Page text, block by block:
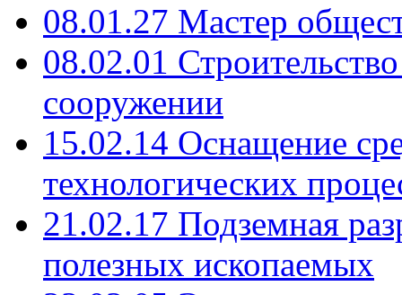
08.01.27 Мастер
08.02.01
сооружении
15.02.14 Оснащение
технологических
21.02.17 Подземная
полезных ископаемых